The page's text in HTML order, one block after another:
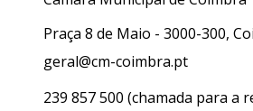
Praça 8 de Maio - 3000-300,
geral@cm-coimbra.pt
239 857 500 (chamada para a